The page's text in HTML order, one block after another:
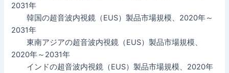
2031年
韓国の超音波内視鏡（EUS）製品市場規模、2020年～
2031年
東南アジアの超音波内視鏡（EUS）製品市場規模、
2020年～2031年
インドの超音波内視鏡（EUS）製品市場規模、2020年